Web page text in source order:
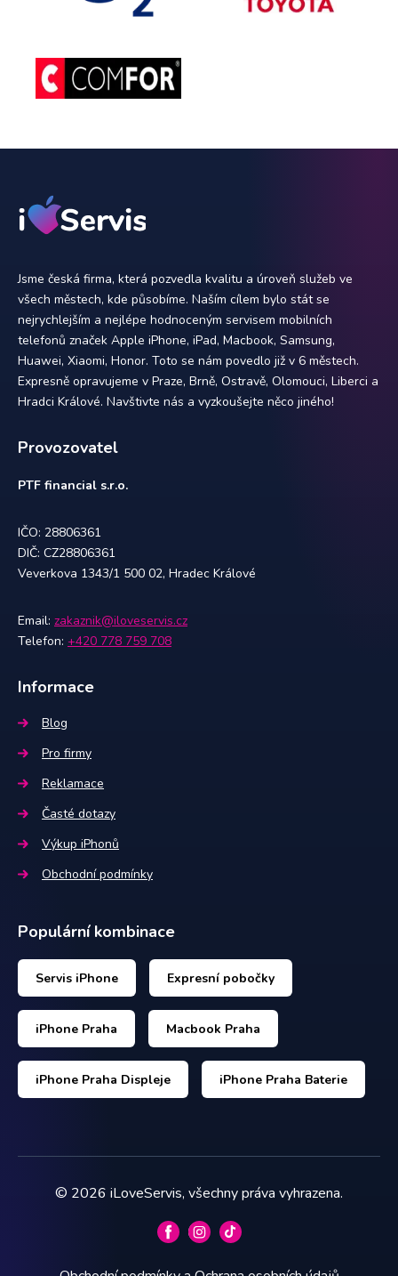
Jsme česká firma, která pozvedla kvalitu a úroveň služeb ve
všech městech, kde působíme. Naším cílem bylo stát se
nejrychlejším a nejlépe hodnoceným servisem mobilních
telefonů značek Apple iPhone, iPad, Macbook, Samsung,
Huawei, Xiaomi, Honor. Toto se nám povedlo již v 6 městech.
Expresně opravujeme v Praze, Brně, Ostravě, Olomouci, Liberci a
Hradci Králové. Navštivte nás a vyzkoušejte něco jiného!
Provozovatel
PTF financial s.r.o.
IČO: 28806361
DIČ: CZ28806361
Veverkova 1343/1 500 02, Hradec Králové
Email: zakaznik@iloveservis.cz
Telefon: +420 778 759 708
Informace
Blog
Pro firmy
Reklamace
Časté dotazy
Výkup iPhonů
Obchodní podmínky
Populární kombinace
Servis iPhone Expresní pobočky
iPhone Praha Macbook Praha
iPhone Praha Displeje iPhone Praha Baterie
© 2026 iLoveServis, všechny práva vyhrazena.